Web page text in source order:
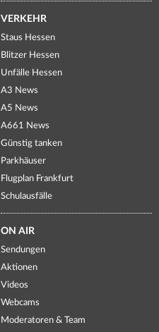
VERKEHR
Staus Hessen
Blitzer Hessen
Unfälle Hessen
A3 News
A5 News
A661 News
Günstig tanken
Parkhäuser
Flugplan Frankfurt
Schulausfälle
ON AIR
Sendungen
Aktionen
Videos
Webcams
Moderatoren & Team